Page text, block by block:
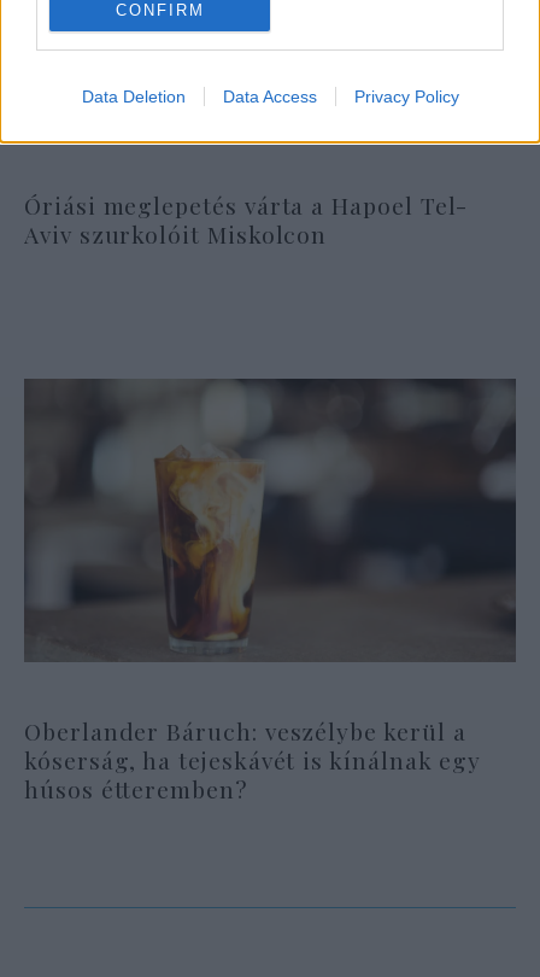
CONFIRM
Data Deletion Data Access Privacy Policy
Óriási meglepetés várta a Hapoel Tel-
Aviv szurkolóit Miskolcon
Oberlander Báruch: veszélybe kerül a
kóserság, ha tejeskávét is kínálnak egy
húsos étteremben?